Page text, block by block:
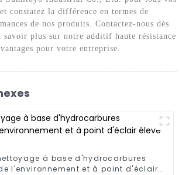
constatez la différence en termes de
de nos produits. Contactez-nous dès
plus sur notre additif haute résistance
pour votre entreprise.
à base d'hydrocarbures
l'environnement et à point d'éclair